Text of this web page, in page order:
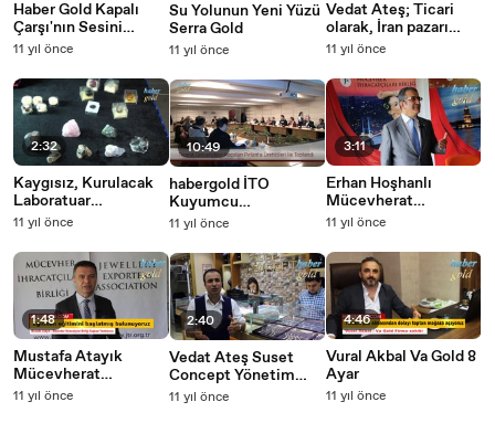
Haber Gold Kapalı
Çarşı'nın Sesini
Dinledi
11 yıl önce
2:32
Kaygısız, Kurulacak
Laboratuar
kuyumcular için çok
11 yıl önce
1:48
Mustafa Atayık
Mücevherat
İhracatçılar Birliği
11 yıl önce
Su Yolunun Yeni Yüzü
Serra Gold
11 yıl önce
10:49
habergold İTO
Kuyumcu
KomiteToplantı
11 yıl önce
2:40
Vedat Ateş Suset
Concept Yönetim
Kurulu Başkanı
11 yıl önce
Vedat Ateş; Ticari
olarak, İran pazarı
açıldı ama
pazarını iyice unuttuk
11 yıl önce
3:11
Erhan Hoşhanlı
Mücevherat
İhracatçılar Birliği
11 yıl önce
4:46
Vural Akbal Va Gold 8
Ayar
11 yıl önce